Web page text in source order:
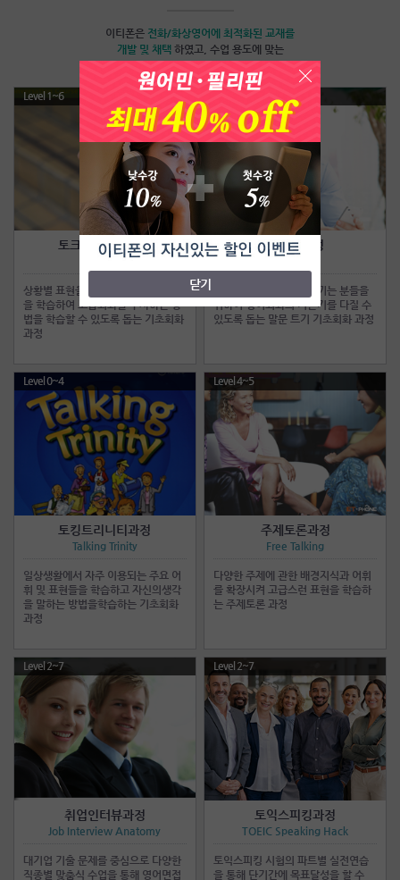
이티폰은 전화/화상영어에 최적화된 교재를
개발 및 채택 하였고, 수업 용도에 맞는
Level 1~6
토크얼라이브과정
Talk Alive
상황별 표현을 중심으로 유용한 패턴
을 학습하여 고급회화를 구사하는 방
법을 학습할 수 있도록 돕는 기초회화
과정
점프업과정
Jump Up
일상대화에 어려움을 느끼는 분들을
위하여 영어회화의 기본기를 다질 수
있도록 돕는 말문 트기 기초회화 과정
Level 0~4
토킹트리니티과정
Talking Trinity
일상생활에서 자주 이용되는 주요 어
휘 및 표현들을 학습하고 자신의생각
을 말하는 방법을학습하는 기초회화
과정
Level 4~5
주제토론과정
Free Talking
다양한 주제에 관한 배경지식과 어휘
를 확장시켜 고급스런 표현을 학습하
는 주제토론 과정
Level 2~7
취업인터뷰과정
Job Interview Anatomy
대기업 기출 문제를 중심으로 다양한
직종별 맞춤식 수업을 통해 영어면접
Level 2~7
토익스피킹과정
TOEIC Speaking Hack
토익스피킹 시험의 파트별 실전연습
을 통해 단기간에 목표달성을 할 수
닫기